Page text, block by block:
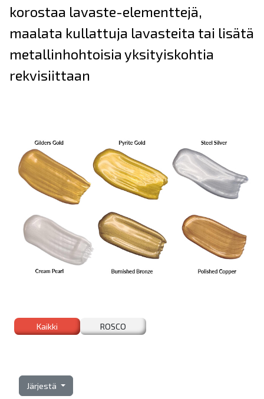
korostaa lavaste-elementtejä,
maalata kullattuja lavasteita tai lisätä
metallinhohtoisia yksityiskohtia
rekvisiittaan
Kaikki ROSCO
Järjestä